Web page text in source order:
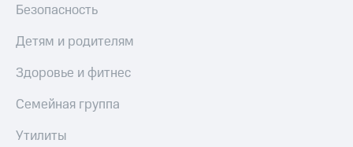
Безопасность
Детям и родителям
Здоровье и фитнес
Семейная группа
Утилиты